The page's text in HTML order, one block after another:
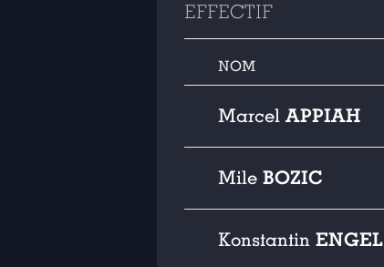
EFFECTIF
NOM
Marcel APPIAH
Mile BOZIC
Konstantin ENGEL